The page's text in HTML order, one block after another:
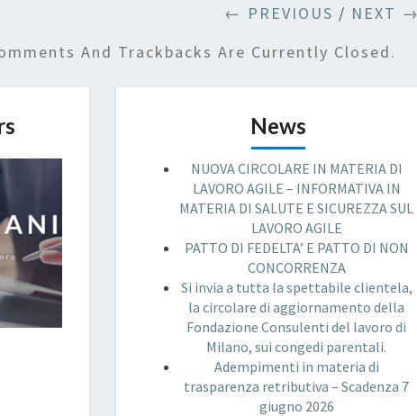
← PREVIOUS / NEXT →
And Trackbacks Are Currently Closed.
News
NUOVA CIRCOLARE IN MATERIA DI
LAVORO AGILE – INFORMATIVA IN
MATERIA DI SALUTE E SICUREZZA SUL
LAVORO AGILE
PATTO DI FEDELTA’ E PATTO DI NON
CONCORRENZA
Si invia a tutta la spettabile clientela,
la circolare di aggiornamento della
Fondazione Consulenti del lavoro di
Milano, sui congedi parentali.
Adempimenti in materia di
trasparenza retributiva – Scadenza 7
giugno 2026